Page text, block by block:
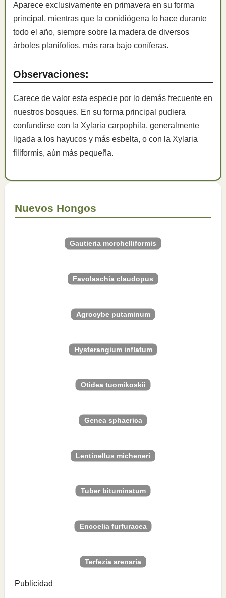
Aparece exclusivamente en primavera en su forma
principal, mientras que la conidiógena lo hace durante
todo el año, siempre sobre la madera de diversos
árboles planifolios, más rara bajo coníferas.
Observaciones:
Carece de valor esta especie por lo demás frecuente en
nuestros bosques. En su forma principal pudiera
confundirse con la Xylaria carpophila, generalmente
ligada a los hayucos y más esbelta, o con la Xylaria
filiformis, aún más pequeña.
Nuevos Hongos
Gautieria morchelliformis
Favolaschia claudopus
Agrocybe putaminum
Hysterangium inflatum
Otidea tuomikoskii
Genea sphaerica
Lentinellus micheneri
Tuber bituminatum
Encoelia furfuracea
Terfezia arenaria
Publicidad